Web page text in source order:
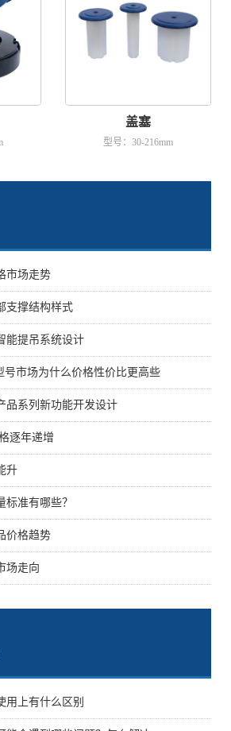
盖塞
型号：30-216mm
市场走势
支撑结构样式
能提吊系统设计
号市场为什么价格性价比更高些
品系列新功能开发设计
逐年递增
升
准有哪些？
价格趋势
场走向
用上有什么区别